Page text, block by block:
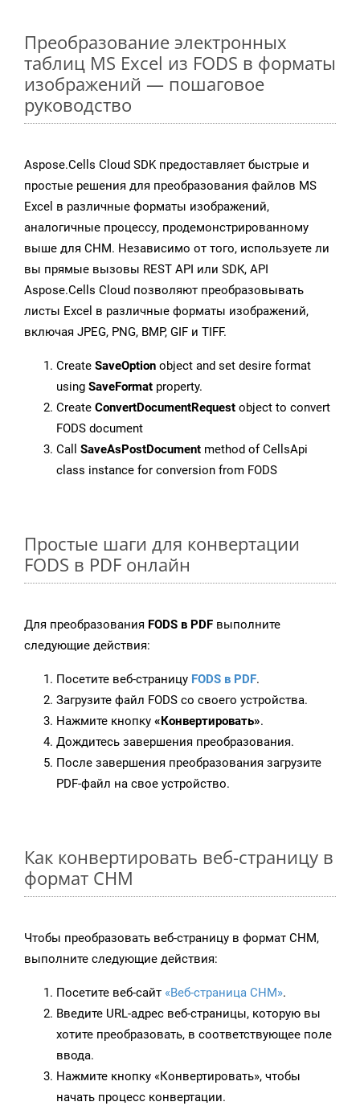
Преобразование электронных
таблиц MS Excel из FODS в форматы
изображений — пошаговое
руководство
Aspose.Cells Cloud SDK предоставляет быстрые и
простые решения для преобразования файлов MS
Excel в различные форматы изображений,
аналогичные процессу, продемонстрированному
выше для CHM. Независимо от того, используете ли
вы прямые вызовы REST API или SDK, API
Aspose.Cells Cloud позволяют преобразовывать
листы Excel в различные форматы изображений,
включая JPEG, PNG, BMP, GIF и TIFF.
Create SaveOption object and set desire format
using SaveFormat property.
Create ConvertDocumentRequest object to convert
FODS document
Call SaveAsPostDocument method of CellsApi
class instance for conversion from FODS
Простые шаги для конвертации
FODS в PDF онлайн
Для преобразования FODS в PDF выполните
следующие действия:
Посетите веб-страницу FODS в PDF.
Загрузите файл FODS со своего устройства.
Нажмите кнопку «Конвертировать».
Дождитесь завершения преобразования.
После завершения преобразования загрузите
PDF-файл на свое устройство.
Как конвертировать веб-страницу в
формат CHM
Чтобы преобразовать веб-страницу в формат CHM,
выполните следующие действия:
Посетите веб-сайт «Веб-страница CHM».
Введите URL-адрес веб-страницы, которую вы
хотите преобразовать, в соответствующее поле
ввода.
Нажмите кнопку «Конвертировать», чтобы
начать процесс конвертации.